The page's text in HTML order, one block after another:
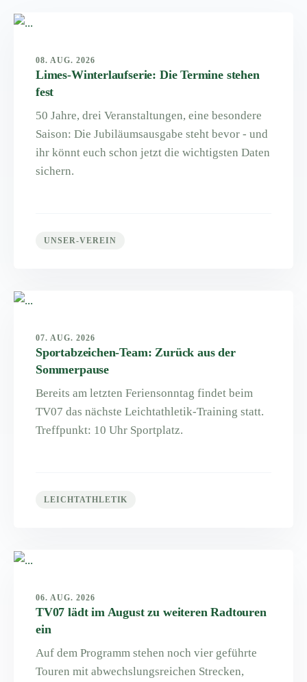
08. AUG. 2026
Limes-Winterlaufserie: Die Termine stehen
fest
50 Jahre, drei Veranstaltungen, eine besondere
Saison: Die Jubiläumsausgabe steht bevor - und
ihr könnt euch schon jetzt die wichtigsten Daten
sichern.
UNSER-VEREIN
07. AUG. 2026
Sportabzeichen-Team: Zurück aus der
Sommerpause
Bereits am letzten Feriensonntag findet beim
TV07 das nächste Leichtathletik-Training statt.
Treffpunkt: 10 Uhr Sportplatz.
LEICHTATHLETIK
06. AUG. 2026
TV07 lädt im August zu weiteren Radtouren
ein
Auf dem Programm stehen noch vier geführte
Touren mit abwechslungsreichen Strecken,